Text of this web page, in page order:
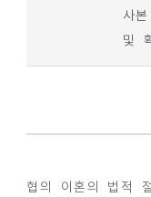
사
및
협의 이혼의 법적